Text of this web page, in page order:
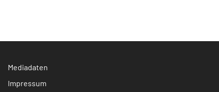
Mediadaten
Impressum